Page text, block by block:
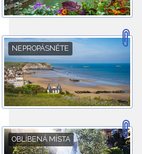
NEPROPÁSNĚTE
OBLÍBENÁ MÍSTA